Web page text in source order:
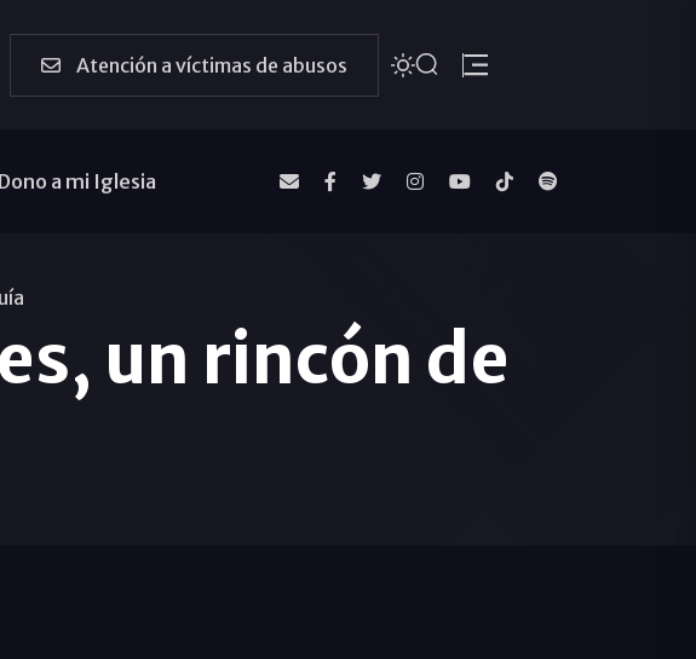
Atención a víctimas de abusos
Dono a mi Iglesia
un rincón de